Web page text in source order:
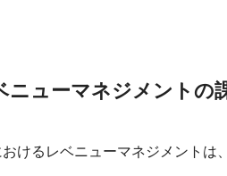
ューマネジメントの
おけるレベニューマネジメント